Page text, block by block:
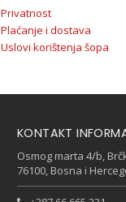
Privatnost
Plaćanje i dostava
Uslovi korištenja šopa
KONTAKT
Osmog marta 4/b,
76100, Bosna i